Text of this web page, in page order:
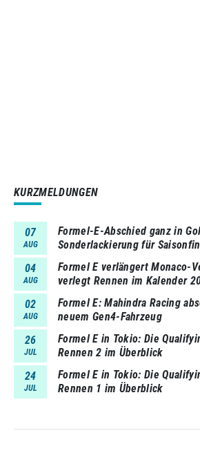
KURZMELDUNGEN
07
AUG
Formel-E-Abschied ganz in
Sonderlackierung für
04
AUG
Formel E verlängert Monaco-
verlegt Rennen im Kalender
02
AUG
Formel E: Mahindra Racing
neuem Gen4-Fahrzeug
26
JUL
Formel E in Tokio: Die
Rennen 2 im Überblick
24
JUL
Formel E in Tokio: Die
Rennen 1 im Überblick